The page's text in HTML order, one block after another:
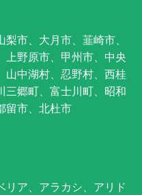
市、大月市、韮崎市、
上野原市、甲州市、中央
山中湖村、忍野村、西桂
三郷町、富士川町、昭和
留市、北杜市
リア、アラカシ、アリド